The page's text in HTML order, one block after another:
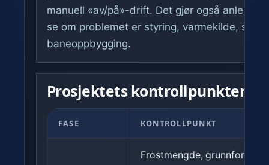
manuell «av/på»-drift. Det gjør også
se om problemet er styring, varmekilde,
baneoppbygging.
Prosjektets kontrollpunkter
FASE KONTROLLPUNKT
Frostmengde, grunnforhold,